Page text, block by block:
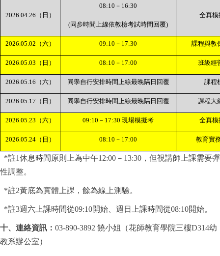
2026.04.26 （日）
08:10 － 16:30
(同步時間上線依教檢考試時間回覆)
全真模
2026.05.02 （六） 09:10 － 17:30 課程與教
2026.05.03 （日） 08:10 － 17:00 班級經
2026.05.16 （六） 同學自行安排時間上線最晚隔日回覆 課程
2026.05.17 （日） 同學自行安排時間上線最晚隔日回覆 課程大
2026.05.23 （六） 09:10 － 17:30 現場模擬考 全真模
2026.05.24 （日） 08:10 － 17:00 教育實
*註1休息時間原則上為中午12:00 － 13:30 ，但視講師上課需要彈
性調整。
*註2黃底為實體上課，餘為線上測驗。
*註3週六上課時間從09:10開始、週日上課時間從08:10開始。
十、連絡資訊： 03-890-3892 饒小姐（花師教育學院三樓D314幼
教系辦公室）